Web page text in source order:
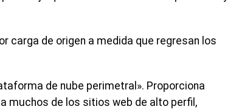
carga de origen a medida que regresan los
de nube perimetral». Proporciona
muchos de los sitios web de alto perfil,